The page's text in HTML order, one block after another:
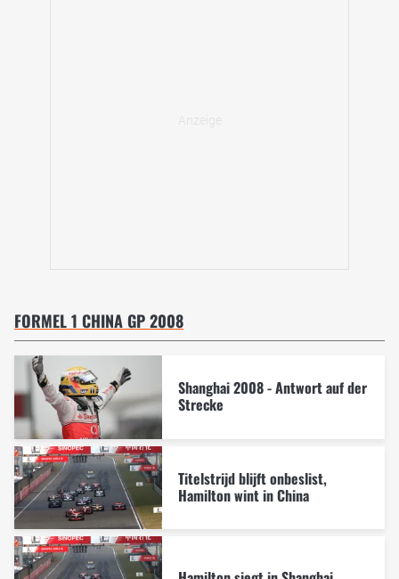
FORMEL 1 CHINA GP 2008
Shanghai 2008 - Antwort auf der
Strecke
Titelstrijd blijft onbeslist,
Hamilton wint in China